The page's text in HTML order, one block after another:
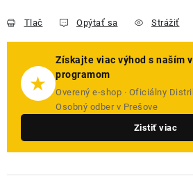
Tlač Opýtať sa Strážiť
★
Získajte viac výhod s naším
programom
Overený e-shop · Oficiálny
Osobný odber v Prešove
Zistiť viac